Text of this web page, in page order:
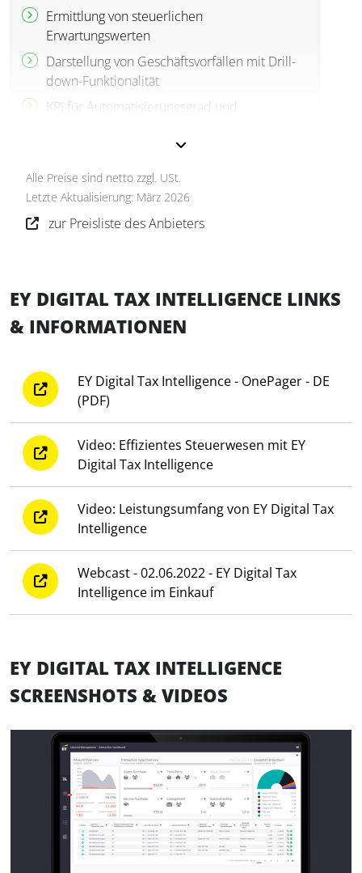
Ermittlung von steuerlichen
Erwartungswerten
Darstellung von Geschäftsvorfällen mit Drill-
down-Funktionalität
KPI für Automatisierungsgrad und
Angabe Optimierungspotenzialen und
Benchmark-Vergleichen
Unterstützung durch Chatbot Dottie
Softwarebereitstellung für 3 Monate und
Alle Preise sind netto zzgl. USt.
Letzte Aktualisierung: März 2026
zur Preisliste des Anbieters
EY DIGITAL TAX INTELLIGENCE LINKS
& INFORMATIONEN
EY Digital Tax Intelligence - OnePager - DE
(PDF)
Video: Effizientes Steuerwesen mit EY
Digital Tax Intelligence
Video: Leistungsumfang von EY Digital Tax
Intelligence
Webcast - 02.06.2022 - EY Digital Tax
Intelligence im Einkauf
EY DIGITAL TAX INTELLIGENCE
SCREENSHOTS & VIDEOS